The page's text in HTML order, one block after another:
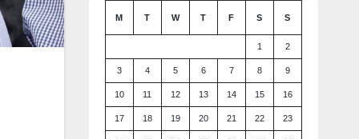
M T W T F S S
1 2
3 4 5 6 7 8 9
10 11 12 13 14 15 16
17 18 19 20 21 22 23